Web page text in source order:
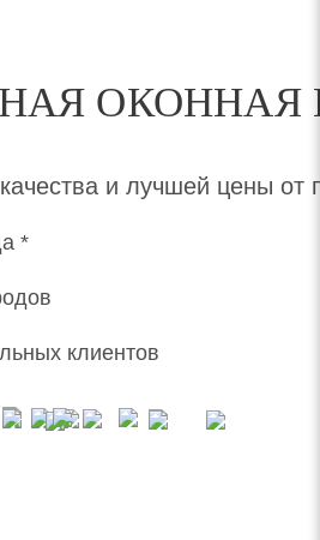
и лучшей цены от
*
клиентов